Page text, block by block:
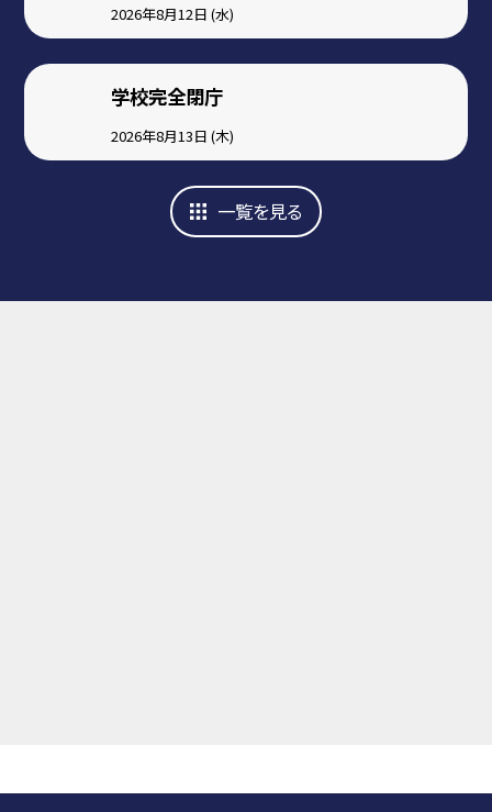
2026年8月12日 (水)
学校完全閉庁
2026年8月13日 (木)
一覧を見る